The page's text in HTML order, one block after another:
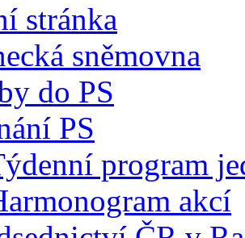
stránka
sněmovna
do PS
PS
program
akcí